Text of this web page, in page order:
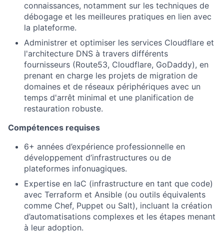
Team
Portfolio
Network
Blog
connaissances, notamment sur les techniques de
débogage et les meilleures pratiques en lien avec
la plateforme.
Administrer et optimiser les services Cloudflare et
l'architecture DNS à travers différents
fournisseurs (Route53, Cloudflare, GoDaddy), en
prenant en charge les projets de migration de
domaines et de réseaux périphériques avec un
temps d'arrêt minimal et une planification de
restauration robuste.
Compétences requises
6+ années d’expérience professionnelle en
développement d’infrastructures ou de
plateformes infonuagiques.
Expertise en IaC (infrastructure en tant que code)
avec Terraform et Ansible (ou outils équivalents
comme Chef, Puppet ou Salt), incluant la création
d’automatisations complexes et les étapes menant
à leur adoption.